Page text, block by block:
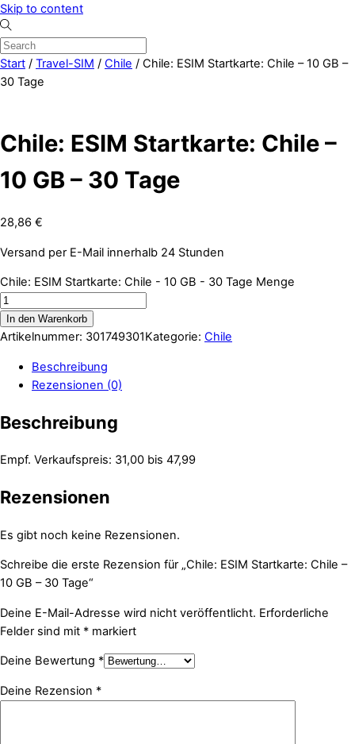
Skip to content
Start / Travel-SIM / Chile / Chile: ESIM Startkarte: Chile – 10 GB –
30 Tage
Chile: ESIM Startkarte: Chile –
10 GB – 30 Tage
28,86 €
Versand per E-Mail innerhalb 24 Stunden
Chile: ESIM Startkarte: Chile - 10 GB - 30 Tage Menge
In den Warenkorb
Artikelnummer: 301749301Kategorie: Chile
Beschreibung
Rezensionen (0)
Beschreibung
Empf. Verkaufspreis: 31,00 bis 47,99
Rezensionen
Es gibt noch keine Rezensionen.
Schreibe die erste Rezension für „Chile: ESIM Startkarte: Chile –
10 GB – 30 Tage“
Deine E-Mail-Adresse wird nicht veröffentlicht. Erforderliche
Felder sind mit * markiert
Deine Bewertung *
Deine Rezension *